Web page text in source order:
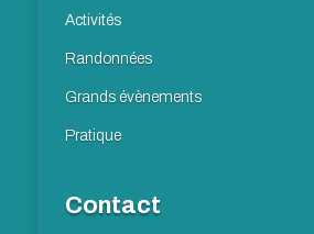
Activités
Randonnées
Grands évènements
Pratique
Contact